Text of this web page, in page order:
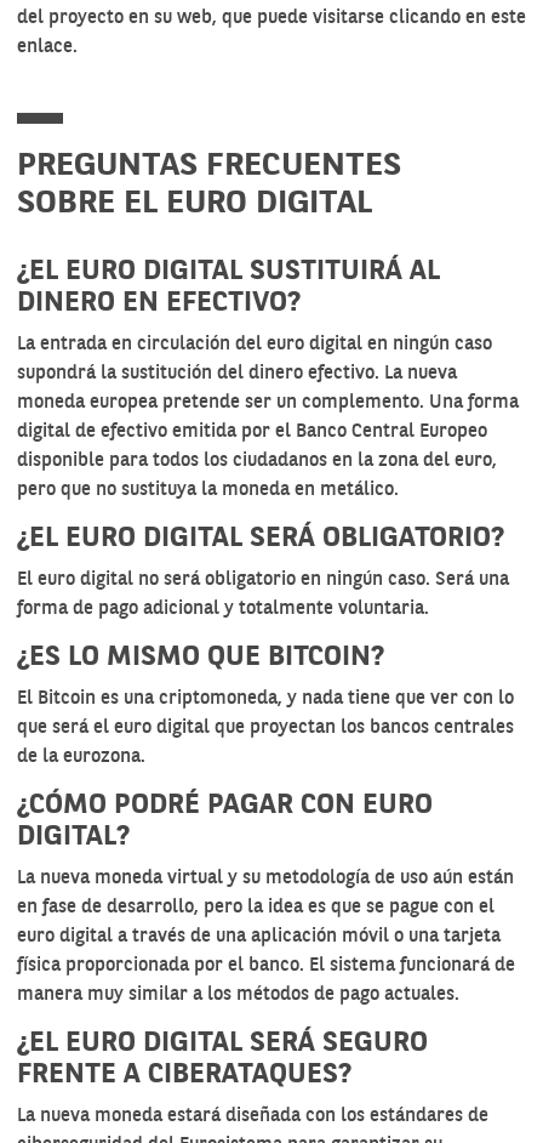
del proyecto en su web, que puede visitarse clicando en este
enlace.
PREGUNTAS FRECUENTES
SOBRE EL EURO DIGITAL
¿EL EURO DIGITAL SUSTITUIRÁ AL
DINERO EN EFECTIVO?
La entrada en circulación del euro digital en ningún caso
supondrá la sustitución del dinero efectivo. La nueva
moneda europea pretende ser un complemento. Una forma
digital de efectivo emitida por el Banco Central Europeo
disponible para todos los ciudadanos en la zona del euro,
pero que no sustituya la moneda en metálico.
¿EL EURO DIGITAL SERÁ OBLIGATORIO?
El euro digital no será obligatorio en ningún caso. Será una
forma de pago adicional y totalmente voluntaria.
¿ES LO MISMO QUE BITCOIN?
El Bitcoin es una criptomoneda, y nada tiene que ver con lo
que será el euro digital que proyectan los bancos centrales
de la eurozona.
¿CÓMO PODRÉ PAGAR CON EURO
DIGITAL?
La nueva moneda virtual y su metodología de uso aún están
en fase de desarrollo, pero la idea es que se pague con el
euro digital a través de una aplicación móvil o una tarjeta
física proporcionada por el banco. El sistema funcionará de
manera muy similar a los métodos de pago actuales.
¿EL EURO DIGITAL SERÁ SEGURO
FRENTE A CIBERATAQUES?
La nueva moneda estará diseñada con los estándares de